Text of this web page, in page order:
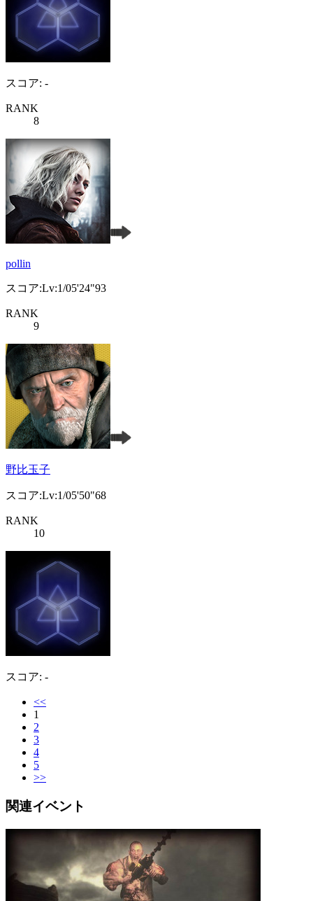
スコア: -
RANK
8
pollin
スコア:Lv:1/05'24"93
RANK
9
野比玉子
スコア:Lv:1/05'50"68
RANK
10
スコア: -
<<
1
2
3
4
5
>>
関連イベント